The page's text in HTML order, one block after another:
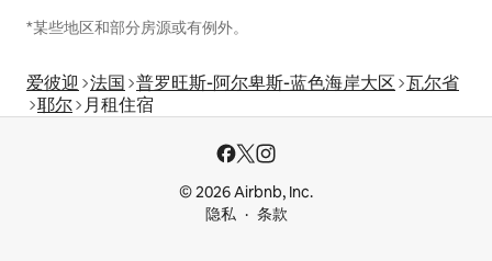
*某些地区和部分房源或有例外。
爱彼迎 法国 普罗旺斯-阿尔卑斯-蓝色海岸大区 瓦尔省
耶尔 月租住宿
© 2026 Airbnb, Inc.
隐私
条款